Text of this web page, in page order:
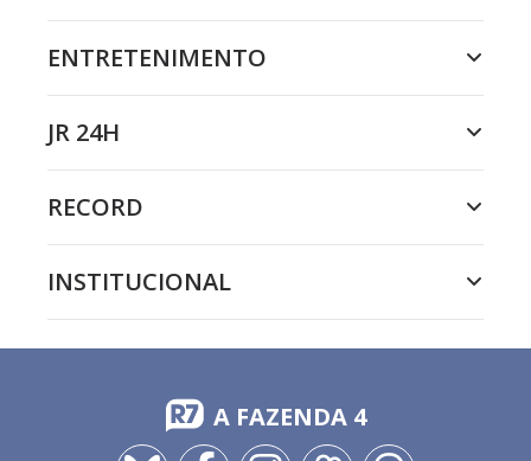
ENTRETENIMENTO
JR 24H
RECORD
INSTITUCIONAL
A FAZENDA 4